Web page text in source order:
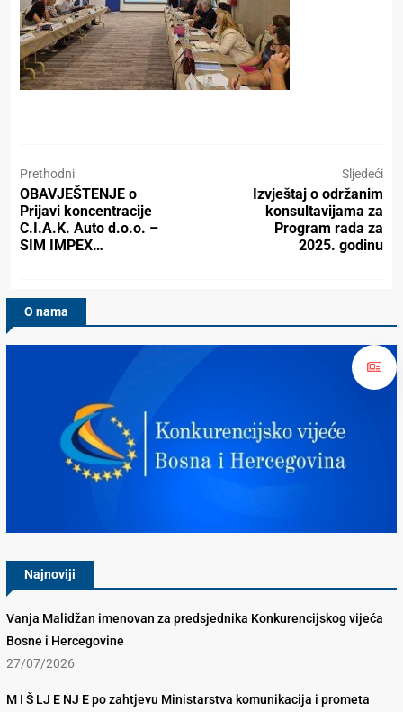
Prethodni
OBAVJEŠTENJE o
Prijavi koncentracije
C.I.A.K. Auto d.o.o. –
SIM IMPEX…
Sljedeći
Izvještaj o održanim
konsultavijama za
Program rada za
2025. godinu
O nama
Najnoviji
Vanja Malidžan imenovan za predsjednika Konkurencijskog vijeća
Bosne i Hercegovine
27/07/2026
M I Š LJ E NJ E po zahtjevu Ministarstva komunikacija i prometa